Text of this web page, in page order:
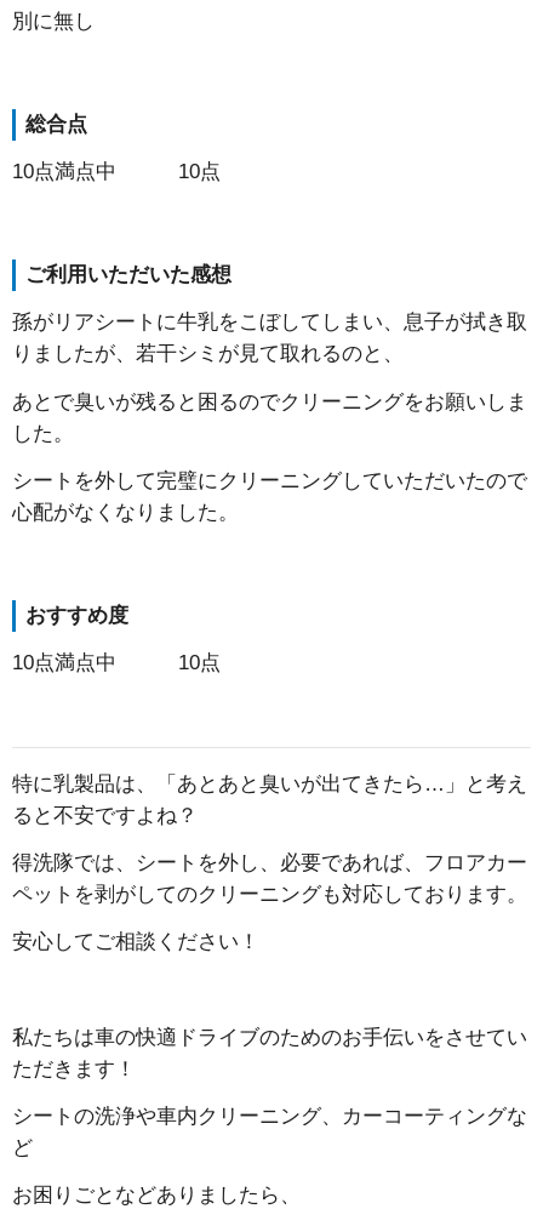
別に無し
総合点
10点満点中 10点
ご利用いただいた感想
孫がリアシートに牛乳をこぼしてしまい、息子が拭き取
りましたが、若干シミが見て取れるのと、
あとで臭いが残ると困るのでクリーニングをお願いしま
した。
シートを外して完璧にクリーニングしていただいたので
心配がなくなりました。
おすすめ度
10点満点中 10点
特に乳製品は、「あとあと臭いが出てきたら…」と考え
ると不安ですよね？
得洗隊では、シートを外し、必要であれば、フロアカー
ペットを剥がしてのクリーニングも対応しております。
安心してご相談ください！
私たちは車の快適ドライブのためのお手伝いをさせてい
ただきます！
シートの洗浄や車内クリーニング、カーコーティングな
ど
お困りごとなどありましたら、